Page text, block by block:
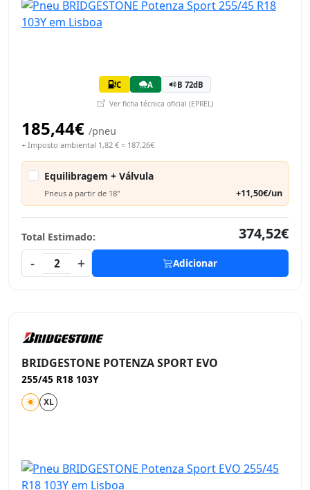
C A B 72dB
Ver ficha técnica oficial (EPREL)
185,44€ /pneu
+ Imposto ambiental 1,82 € = 187,26€
Equilibragem + Válvula
Pneus a partir de 18" +11,50€/un
Total Estimado:
374,52€
-
2 + Adicionar
BRIDGESTONE POTENZA SPORT EVO
255/45 R18 103Y
XL